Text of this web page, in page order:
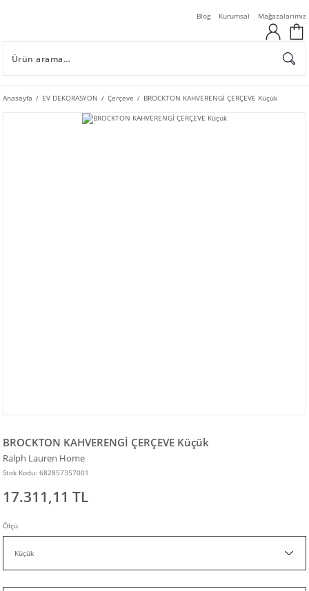
Blog Kurumsal Mağazalarımız
Anasayfa EV DEKORASYON Çerçeve BROCKTON KAHVERENGİ ÇERÇEVE Küçük
BROCKTON KAHVERENGİ ÇERÇEVE Küçük
Ralph Lauren Home
Stok Kodu: 682857357001
17.311,11 TL
Ölçü